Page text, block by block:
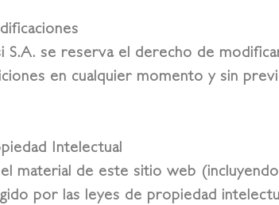
S.A. se reserva el derecho de
en cualquier momento y sin
Intelectual
el material de este sitio web
por las leyes de propiedad